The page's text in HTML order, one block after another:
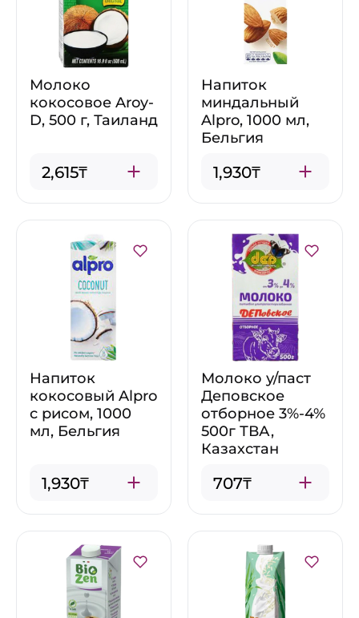
Молоко
кокосовое Aroy-
D, 500 г, Таиланд
2,615₸
Напиток
миндальный
Alpro, 1000 мл,
Бельгия
1,930₸
Напиток
кокосовый Alpro
с рисом, 1000
мл, Бельгия
1,930₸
Молоко у/паст
Деповское
отборное 3%-4%
500г ТВА,
Казахстан
707₸